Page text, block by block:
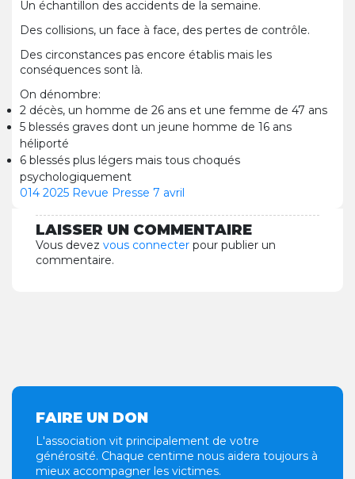
Un échantillon des accidents de la semaine.
Des collisions, un face à face, des pertes de contrôle.
Des circonstances pas encore établis mais les
conséquences sont là.
On dénombre:
2 décès, un homme de 26 ans et une femme de 47 ans
5 blessés graves dont un jeune homme de 16 ans
héliporté
6 blessés plus légers mais tous choqués
psychologiquement
014 2025 Revue Presse 7 avril
LAISSER UN COMMENTAIRE
Vous devez vous connecter pour publier un
commentaire.
FAIRE UN DON
L'association vit principalement de votre
générosité. Chaque centime nous aidera toujours à
mieux accompagner les victimes.